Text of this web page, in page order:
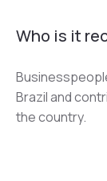
Who is it
Brazil and
the country.